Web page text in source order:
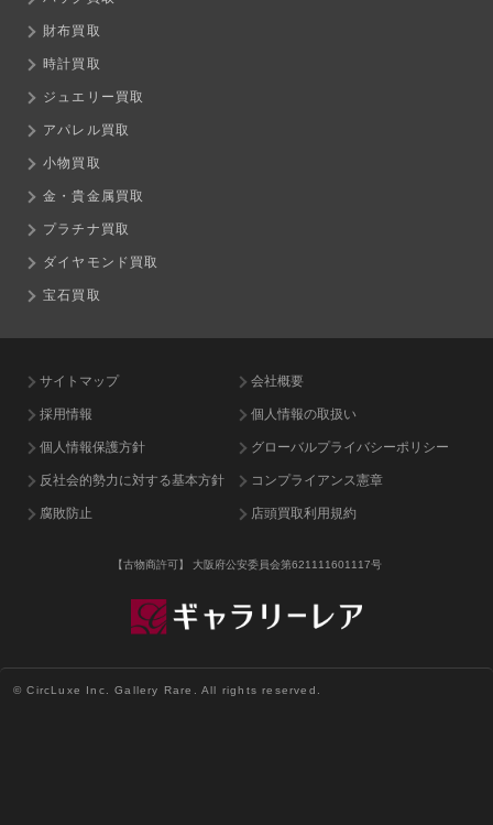
財布買取
時計買取
ジュエリー買取
アパレル買取
小物買取
金・貴金属買取
プラチナ買取
ダイヤモンド買取
宝石買取
サイトマップ 会社概要
採用情報 個人情報の取扱い
個人情報保護方針 グローバルプライバシーポリシー
反社会的勢力に対する基本方針 コンプライアンス憲章
腐敗防止 店頭買取利用規約
【古物商許可】 大阪府公安委員会第621111601117号
© CircLuxe Inc. Gallery Rare. All rights reserved.